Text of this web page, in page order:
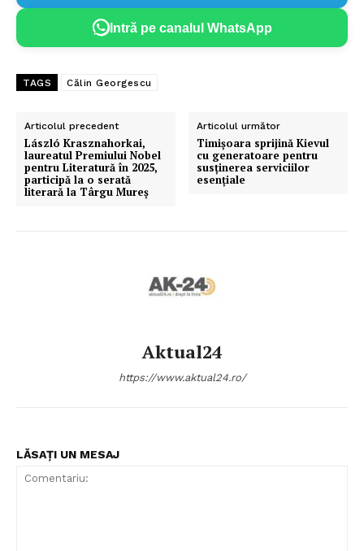
Intră pe canalul WhatsApp
TAGS Călin Georgescu
Articolul precedent
László Krasznahorkai,
laureatul Premiului Nobel
pentru Literatură în 2025,
participă la o serată
literară la Târgu Mureș
Articolul următor
Timișoara sprijină Kievul
cu generatoare pentru
susținerea serviciilor
esențiale
Aktual24
https://www.aktual24.ro/
LĂSAȚI UN MESAJ